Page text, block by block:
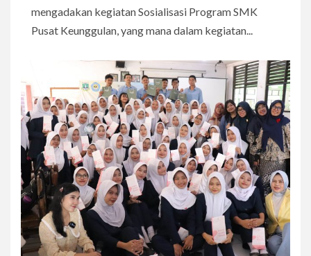
mengadakan kegiatan Sosialisasi Program SMK
Pusat Keunggulan, yang mana dalam kegiatan...